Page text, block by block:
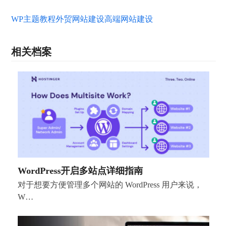
WP主题教程外贸网站建设高端网站建设
相关档案
WordPress开启多站点详细指南
对于想要方便管理多个网站的 WordPress 用户来说，
W…